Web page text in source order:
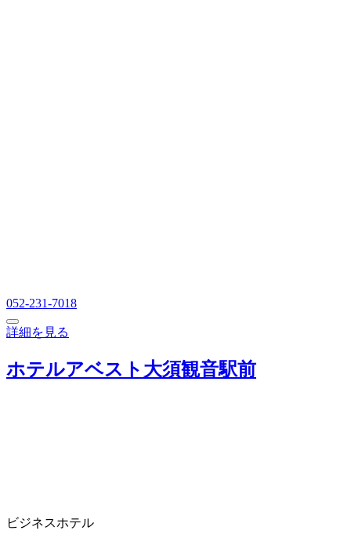
052-231-7018
詳細を見る
ホテルアベスト大須観音駅前
ビジネスホテル